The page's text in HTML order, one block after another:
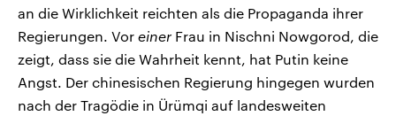
an die Wirklichkeit reichten als die Propaganda ihrer
Regierungen. Vor einer Frau in Nischni Nowgorod, die
zeigt, dass sie die Wahrheit kennt, hat Putin keine
Angst. Der chinesischen Regierung hingegen wurden
nach der Tragödie in Ürümqi auf landesweiten